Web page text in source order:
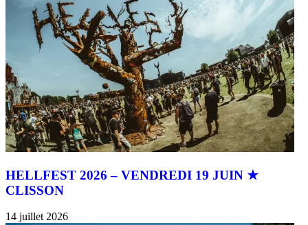
HELLFEST 2026 – VENDREDI 19 JUIN ★
CLISSON
14 juillet 2026